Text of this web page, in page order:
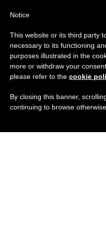
Notice
This website or its third party
necessary to its functioning
purposes illustrated in the
more or withdraw your
please refer to the cookie
By closing this banner,
continuing to browse